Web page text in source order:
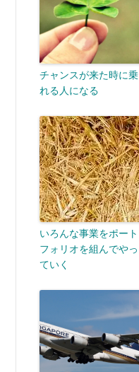
チャンスが来た時に乗
れる人になる
いろんな事業をポート
フォリオを組んでやっ
ていく